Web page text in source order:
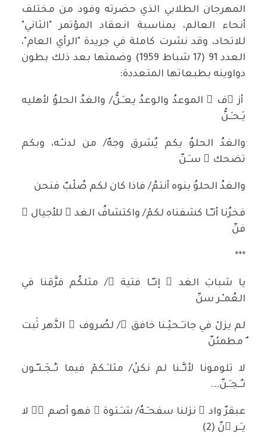
المهرجان الطلابي الذي حضرته وفود من مختلف
أنحاء العالم، بمناسبة انعقاد المؤتمر "الثاني"
للاتحاد، وقد نشرت كاملة في جريدة "الرأي العام"،
العدد 91 (17 شباط 1959) وضمتها بعد ذلك بطون
دواوينه بطبعاتها المتعددة:
أز ِف َ الموعدُ والوعدُ يعـِـنُّ/ والغدُ الحلوُ لأهليه
يَـحـِـنُّ
والغدُ الحلوُ بكم يُشرق وجهٌ/ من لدنـْـه، وبكم
تضحك ُ سـِـنّ
والغدُ الحلوُ بنوه أنتمُ/ فاذا كان لكم صُلْبٌ فنحن
فخرُنا أنـّـا كشفناه لكمْ/ واكتشافُ الغد ِ للأجيال ِ
فنّ
***
يا شبابَ الغد ِ إنـّـا فتية ٌ/ مثلكُم فرَّقنا في
العُمـْـر سنّ
لم يزلْ في جانـِـحيْـنا خافق ٌ/ لصُروف ِ الدَّهر ثَبت
ٌ مطمئنّ
لا تلومونا لأنـَّـنا لم نكنْ/ مثلـَـكمْ فيما تـُـجَـنـّـون
نـُـجـَـنّ...
عبقرٌ واد ٍ نزلنا سفحـَـهُ/ شـَـتوة ً فهو أصم ُّ لا
يـَـر ِنّ (2)